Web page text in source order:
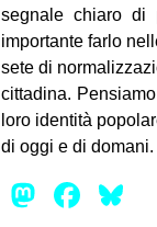
segnale chiaro di
importante farlo
sete di
cittadina.
loro identità
di oggi e di domani.